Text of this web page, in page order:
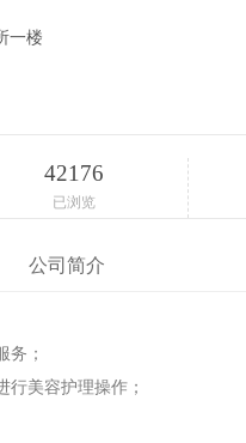
一楼
42176
已浏览
公司简介
务；
行美容护理操作；